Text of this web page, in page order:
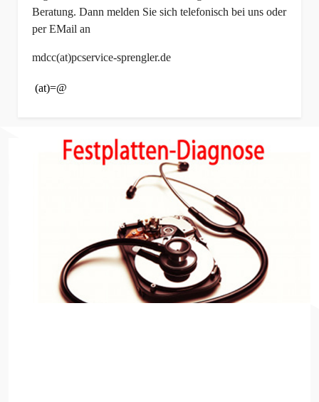
Beratung. Dann melden Sie sich telefonisch bei uns oder
per EMail an
mdcc(at)pcservice-sprengler.de
(at)=@